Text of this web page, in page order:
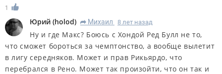
1
Юрий (holod) R Михаил 8 лет назад
Ну и где Макс? Боюсь с Хондой Ред Булл не то,
что сможет бороться за чемптонство, а вообще вылетит
в лигу середняков. Может и прав Рикьярдо, что
перебрался в Рено. Может так произойти, что он так и